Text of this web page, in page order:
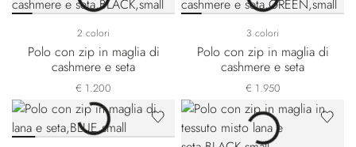
2 colori
Polo con zip in maglia di
cashmere e seta
€ 1.200
3 colori
Polo con zip in maglia di
cashmere e seta
€ 1.950